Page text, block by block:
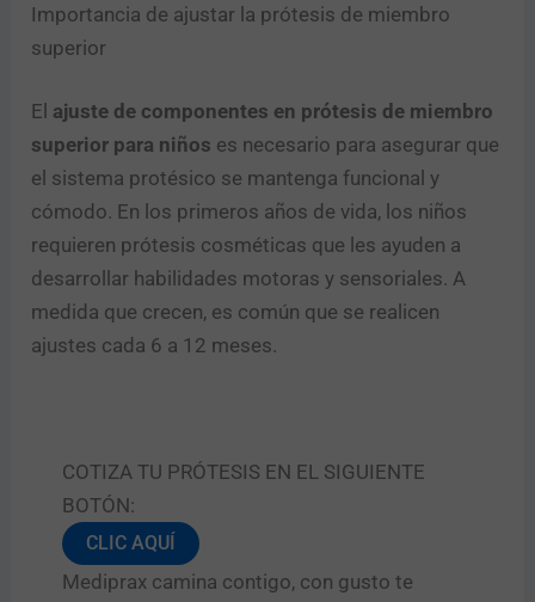
Importancia de ajustar la prótesis de miembro
superior
El ajuste de componentes en prótesis de miembro
superior para niños es necesario para asegurar que
el sistema protésico se mantenga funcional y
cómodo. En los primeros años de vida, los niños
requieren prótesis cosméticas que les ayuden a
desarrollar habilidades motoras y sensoriales. A
medida que crecen, es común que se realicen
ajustes cada 6 a 12 meses.
COTIZA TU PRÓTESIS EN EL SIGUIENTE
BOTÓN:
CLIC AQUÍ
Mediprax camina contigo, con gusto te